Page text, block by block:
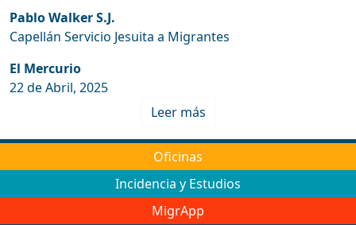
Pablo Walker S.J.
Capellán Servicio Jesuita a Migrantes
El Mercurio
22 de Abril, 2025
Leer más
Oficinas
Incidencia y Estudios
MigrApp